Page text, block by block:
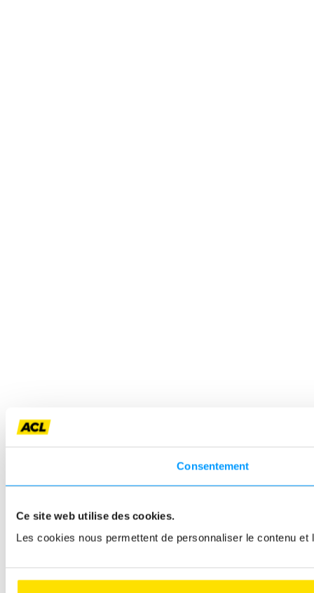
Consentement
Ce site web utilise des cookies.
Les cookies nous permettent de personnaliser le contenu